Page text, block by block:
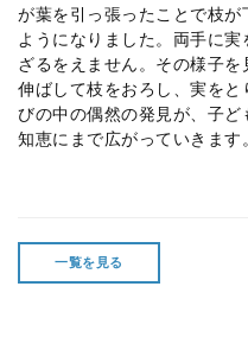
が葉を引っ張ったことで枝が
ようになりました。両手に
ざるをえません。その様子
伸ばして枝をおろし、実をと
びの中の偶然の発見が、子
知恵にまで広がっていきます
一覧を見る